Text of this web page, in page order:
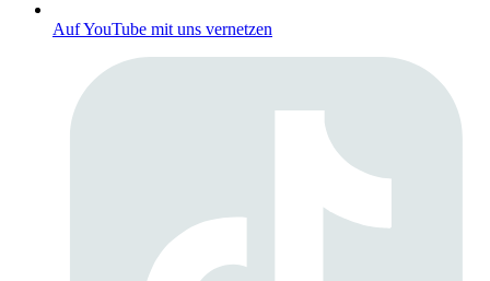
Auf YouTube mit uns vernetzen